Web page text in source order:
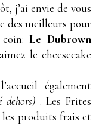
j’ai envie de vous
des meilleurs pour
coin:Le Dubrown
le cheesecake
également
dehors) . Les Frites
les produits frais et